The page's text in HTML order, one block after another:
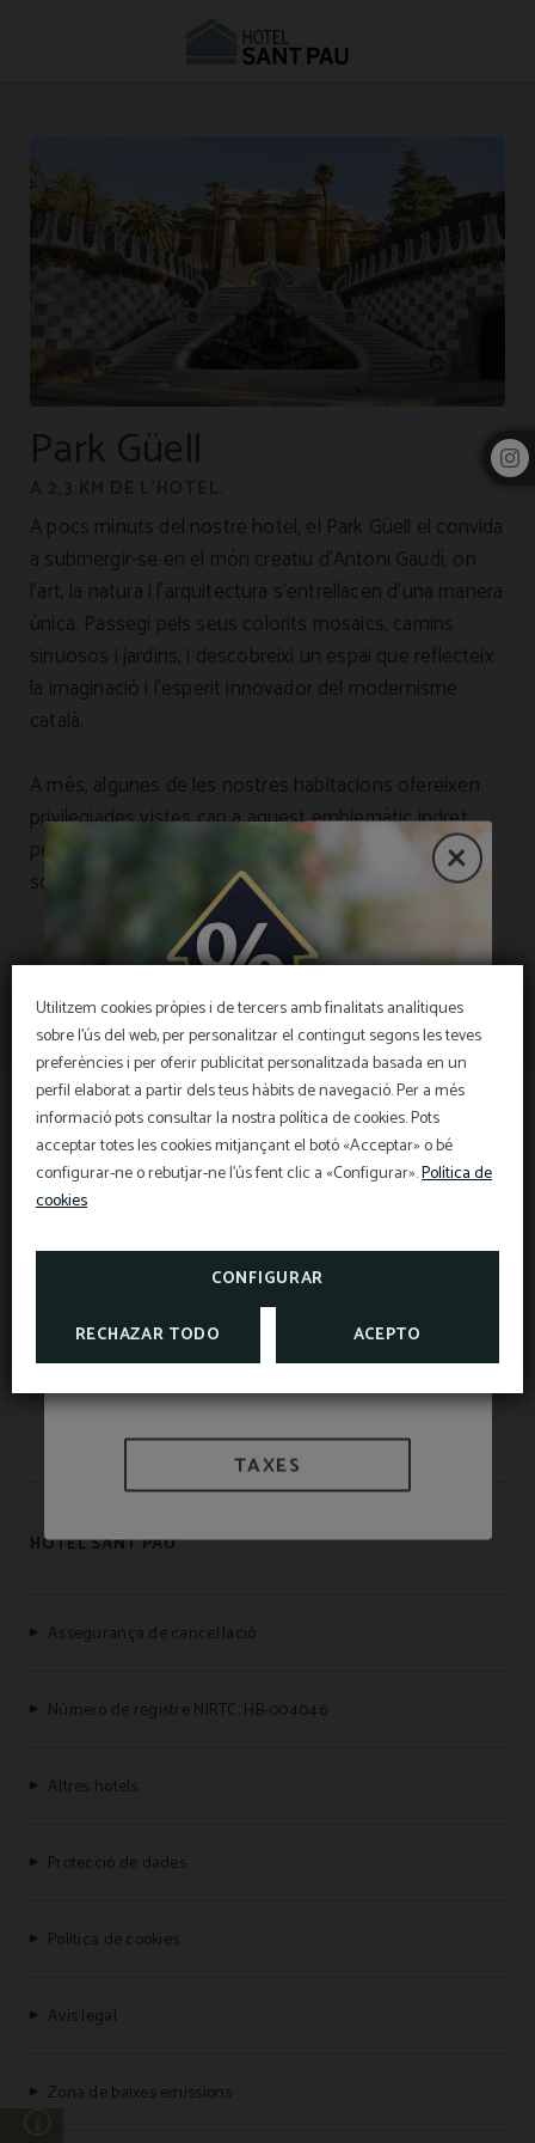
Utilitzem cookies pròpies i de tercers amb finalitats analítiques
sobre l'ús del web, per personalitzar el contingut segons les teves
preferències i per oferir publicitat personalitzada basada en un
perfil elaborat a partir dels teus hàbits de navegació. Per a més
informació pots consultar la nostra política de cookies. Pots
acceptar totes les cookies mitjançant el botó «Acceptar» o bé
configurar-ne o rebutjar-ne l'ús fent clic a «Configurar».Política de
cookies
CONFIGURAR
RECHAZAR TODO ACEPTO
Park Güell
A pocs minuts del nostre hotel, el Park Güell el convida
a submergir-se en el món creatiu d’Antoni Gaudí, on
l’art, la natura i l’arquitectura s’entrellacen d’una manera
única. Passegi pels seus colorits mosaics, camins
sinuosos i jardins, i descobreixi un espai que reflecteix
la imaginació i l’esperit innovador del modernisme
català.
A més, algunes de les nostres habitacions ofereixen
privilegiades vistes cap a aquest emblemàtic indret,
permetent-li gaudir de la seva màgia fins i tot sense
sortir de l’hotel.
APARTAMENTOS SANT PAU
HOSTAL LAMI
HOTEL SANT PAU
Assegurança de cancel·lació
Número de registre NIRTC: HB-004046
Altres hotels
Protecció de dades
Política de cookies
Avis legal
Zona de baixes emissions
OFERTA EXCLUSIVA
Preu millor garantit, descompte per reserva
anticipada, esmorzar gratuït i assegurança de
cancel·lació gratuïta inclosa!
L'Hotel Sant Pau us ofereix un segur de
cancel·lació exclusiu per a reserves fetes a la web
CANCEL·LACIÓ
INFORMACIÓ
TAXES I EXEMPCIONS
TAXES